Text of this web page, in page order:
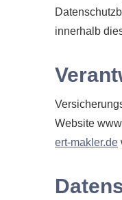
innerhalb
Website
ert-makler.de